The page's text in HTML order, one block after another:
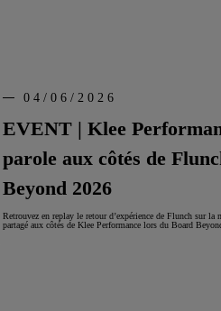
EVENT | Klee
parole aux côtés de
Beyond 2026
04/06/2026
Retrouvez en replay le retour d’expérience de Flunch sur la
partagé aux côtés de Klee Performance lors du Board